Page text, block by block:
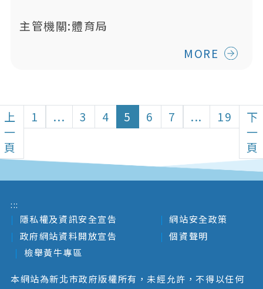
主管機關:體育局
MORE
上
一
頁
1 ... 3 4 5 6 7 ... 19
下
一
頁
:::
隱私權及資訊安全宣告
網站安全政策
政府網站資料開放宣告
個資聲明
檢舉黃牛專區
本網站為新北市政府版權所有，未經允許，不得以任何